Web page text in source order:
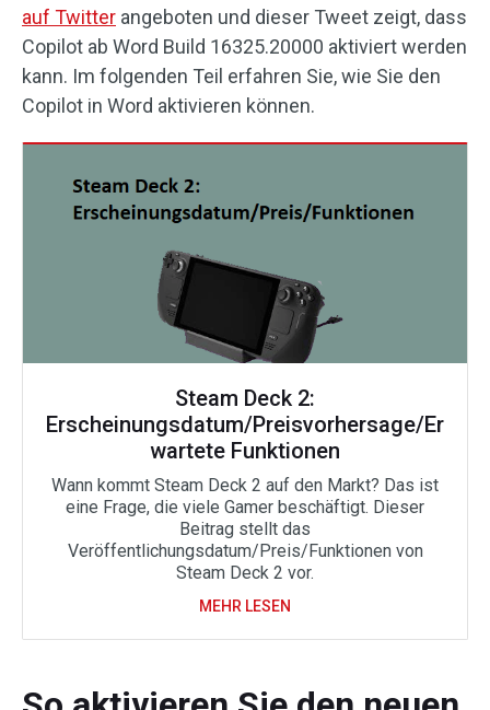
auf Twitter angeboten und dieser Tweet zeigt, dass
Copilot ab Word Build 16325.20000 aktiviert werden
kann. Im folgenden Teil erfahren Sie, wie Sie den
Copilot in Word aktivieren können.
Steam Deck 2:
Erscheinungsdatum/Preisvorhersage/Er
wartete Funktionen
Wann kommt Steam Deck 2 auf den Markt? Das ist
eine Frage, die viele Gamer beschäftigt. Dieser
Beitrag stellt das
Veröffentlichungsdatum/Preis/Funktionen von
Steam Deck 2 vor.
MEHR LESEN